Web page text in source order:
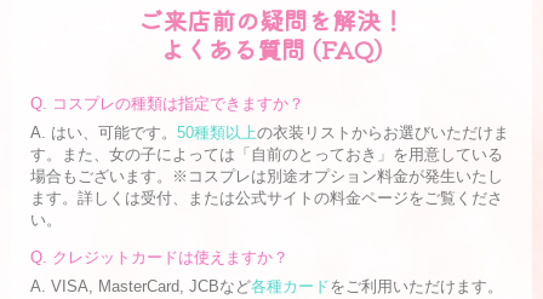
ご来店前の疑問を解決！
よくある質問 (FAQ)
Q. コスプレの種類は指定できますか？
A. はい、可能です。 50種類以上の衣装リストからお選びいただけま
す。また、女の子によっては「自前のとっておき」を用意している
場合もございます。※コスプレは別途オプション料金が発生いたし
ます。詳しくは受付、または公式サイトの料金ページをご覧くださ
い。
Q. クレジットカードは使えますか？
A. VISA, MasterCard, JCBなど各種カードをご利用いただけます。